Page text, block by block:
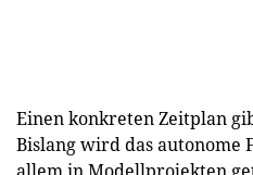
Einen konkreten Zeitplan
Bislang wird das autonome